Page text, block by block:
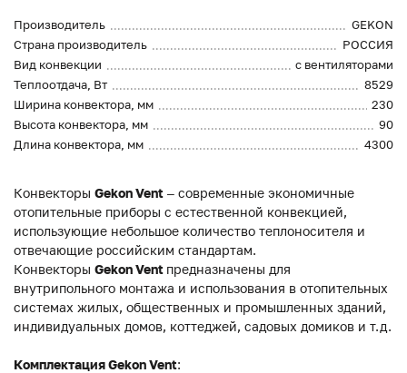
Производитель
GEKON
Страна производитель
РОССИЯ
Вид конвекции
с вентиляторами
Теплоотдача, Вт
8529
Ширина конвектора, мм
230
Высота конвектора, мм
90
Длина конвектора, мм
4300
Конвекторы Gekon Vent – современные экономичные
отопительные приборы с естественной конвекцией,
использующие небольшое количество теплоносителя и
отвечающие российским стандартам.
Конвекторы Gekon Vent предназначены для
внутрипольного монтажа и использования в отопительных
системах жилых, общественных и промышленных зданий,
индивидуальных домов, коттеджей, садовых домиков и т.д.
Комплектация Gekon Vent: